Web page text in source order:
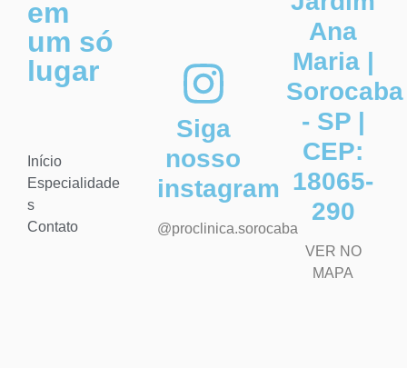
em
um só
lugar
Início
Especialidade
s
Contato
Siga
nosso
instagram
@proclinica.sorocaba
Ana
Maria |
Sorocaba
- SP |
CEP:
18065-
290
VER NO
MAPA